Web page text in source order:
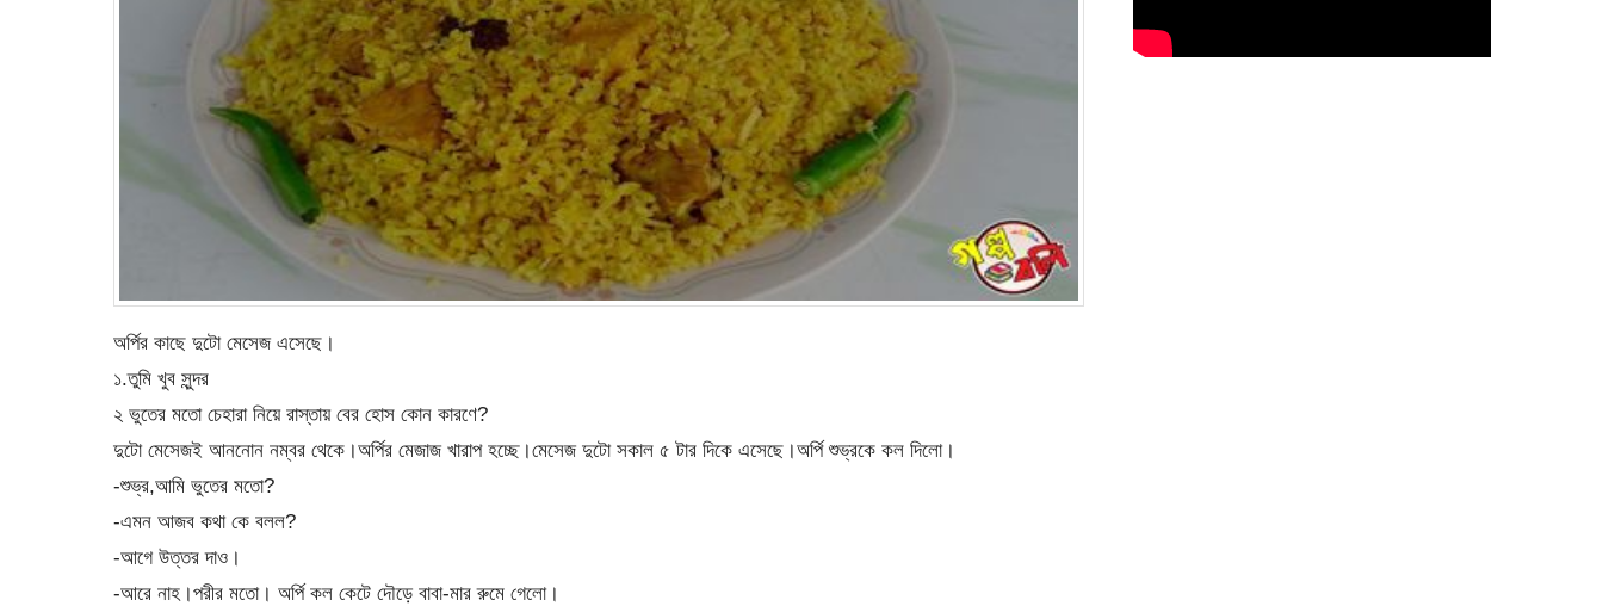
অর্পির কাছে দুটো মেসেজ এসেছে।
১.তুমি খুব সুন্দর
২ ভুতের মতো চেহারা নিয়ে রাস্তায় বের হোস কোন কারণে?
দুটো মেসেজই আননোন নম্বর থেকে।অর্পির মেজাজ খারাপ হচ্ছে।মেসেজ দুটো সকাল ৫ টার দিকে এসেছে।অর্পি শুভ্রকে কল দিলো।
-শুভ্র,আমি ভুতের মতো?
-এমন আজব কথা কে বলল?
-আগে উত্তর দাও।
-আরে নাহ।পরীর মতো। অর্পি কল কেটে দৌড়ে বাবা-মার রুমে গেলো।